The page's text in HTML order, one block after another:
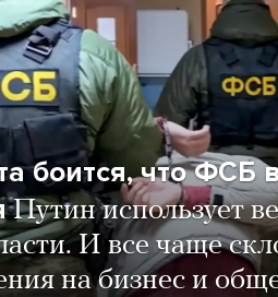
боится, что ФСБ
Путин использует
И все чаще
на бизнес и